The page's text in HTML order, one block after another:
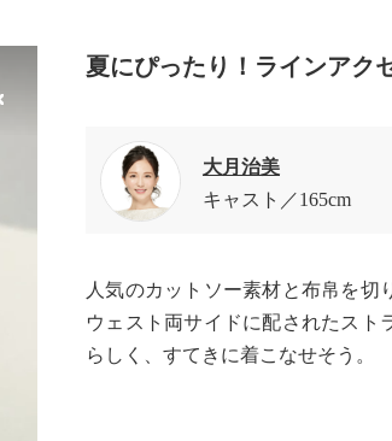
夏にぴったり！ラインアク
大月治美
キャスト
165cm
人気のカットソー素材と布帛を切
ウェスト両サイドに配されたスト
らしく、すてきに着こなせそう。